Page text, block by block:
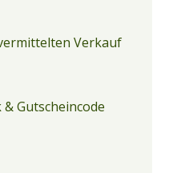
Verkauf
Gutscheincode